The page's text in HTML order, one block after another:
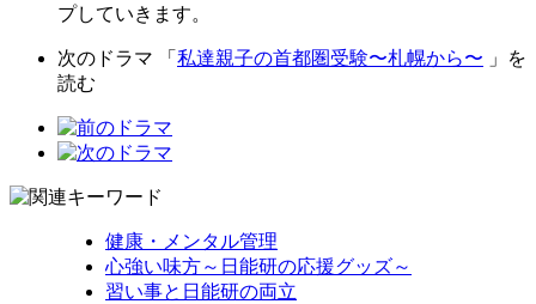
プしていきます。
次のドラマ 「 私達親子の首都圏受験〜札幌から〜 」を
読む
健康・メンタル管理
心強い味方～日能研の応援グッズ～
習い事と日能研の両立